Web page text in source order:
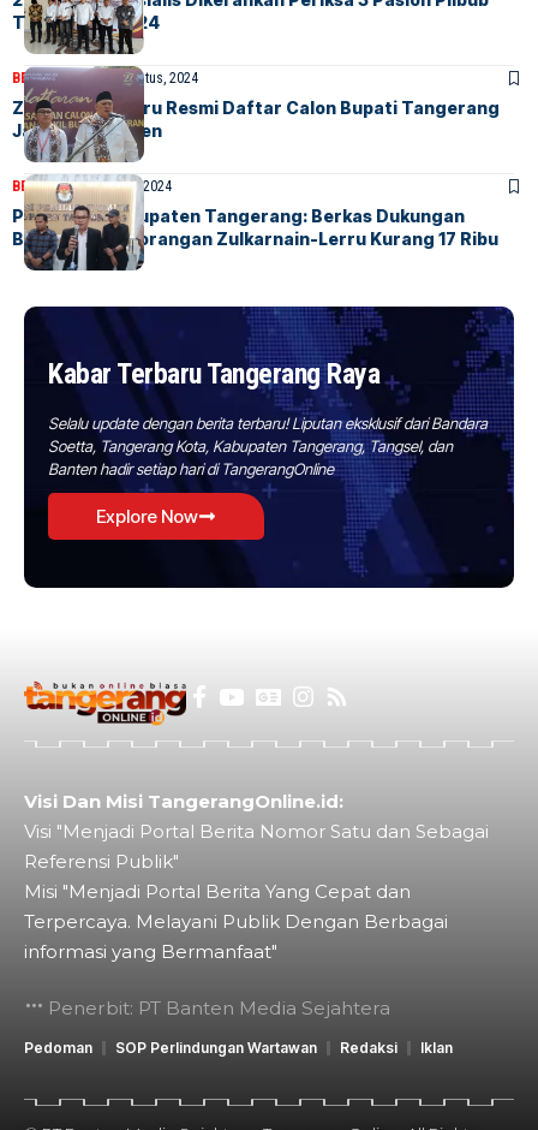
Tangerang 2024
BERITAHOME27 Agustus, 2024
Zulkarnain-Lerru Resmi Daftar Calon Bupati Tangerang
Jalur Independen
BERITAHOME12 Juli, 2024
Pleno KPU Kabupaten Tangerang: Berkas Dukungan
Bacalon Perseorangan Zulkarnain-Lerru Kurang 17 Ribu
Kabar Terbaru Tangerang Raya
Selalu update dengan berita terbaru! Liputan eksklusif dari Bandara
Soetta, Tangerang Kota, Kabupaten Tangerang, Tangsel, dan
Banten hadir setiap hari di TangerangOnline
Explore Now
Visi Dan Misi TangerangOnline.id:
Visi "Menjadi Portal Berita Nomor Satu dan Sebagai
Referensi Publik"
Misi "Menjadi Portal Berita Yang Cepat dan
Terpercaya. Melayani Publik Dengan Berbagai
informasi yang Bermanfaat"
Penerbit: PT Banten Media Sejahtera
Pedoman SOP Perlindungan Wartawan Redaksi Iklan